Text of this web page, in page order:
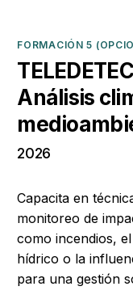
FORMACIÓN 5
Análisis
2026
Capacita en
monitoreo de
como incendios,
hídrico o la
para una gestión